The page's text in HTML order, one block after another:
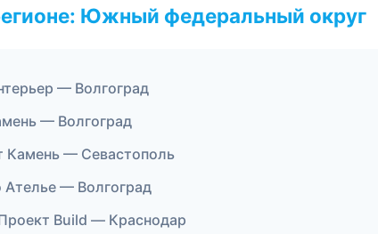
Южный федеральный округ
— Волгоград
— Волгоград
Камень — Севастополь
Ателье — Волгоград
Build — Краснодар